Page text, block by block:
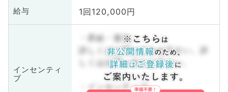
給与 1回120,000円
インセンティ
ブ
・昇給・賞与
詳しくはお問い合わせ下さい。詳
しくはお問い合わせ下さい。
・インセンティブ